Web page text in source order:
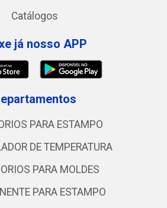
Catálogos
já nosso APP
PARA ESTAMPO
DE TEMPERATURA
PARA MOLDES
PARA ESTAMPO